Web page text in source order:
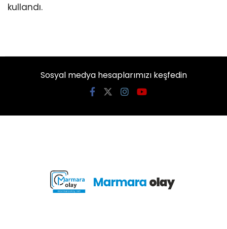
kullandı.
Sosyal medya hesaplarımızı keşfedin